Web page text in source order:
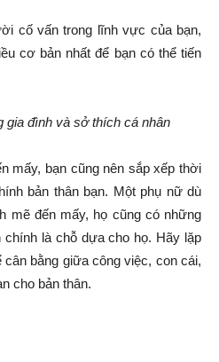
cố vấn trong lĩnh vực của bạn,
cơ bản nhất để bạn có thể tiến
gia đình và sở thích cá nhân
mấy, bạn cũng nên sắp xếp thời
bản thân bạn. Một phụ nữ dù
mẽ đến mấy, họ cũng có những
là chỗ dựa cho họ. Hãy lặp
bằng giữa công việc, con cái,
cho bản thân.